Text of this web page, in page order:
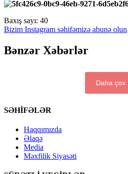
Baxış sayı: 40
Bizim Instagram səhifəmizə abunə olun
Bənzər Xəbərlər
Daha çox
SƏHİFƏLƏR
Haqqımızda
Əlaqə
Media
Məxfilik Siyasəti